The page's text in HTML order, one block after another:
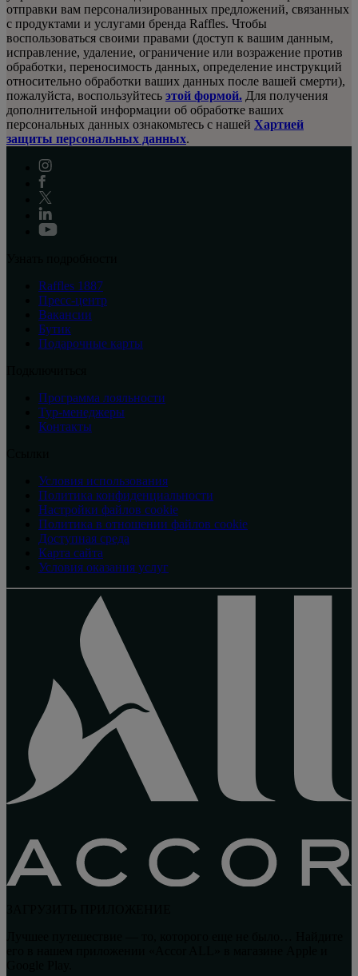
отправки вам персонализированных предложений, связанных
с продуктами и услугами бренда Raffles. Чтобы
воспользоваться своими правами (доступ к вашим данным,
исправление, удаление, ограничение или возражение против
обработки, переносимость данных, определение инструкций
относительно обработки ваших данных после вашей смерти),
пожалуйста, воспользуйтесь этой формой. Для получения
дополнительной информации об обработке ваших
персональных данных ознакомьтесь с нашей Хартией
защиты персональных данных.
Raffles 1887
Пресс-центр
Вакансии
Бутик
Подарочные карты
Программа лояльности
Тур-менеджеры
Контакты
Условия использования
Политика конфиденциальности
Настройки файлов cookie
Политика в отношении файлов cookie
Доступная среда
Карта сайта
Условия оказания услуг